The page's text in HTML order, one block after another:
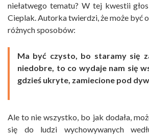
niełatwego tematu? W tej kwestii
Cieplak. Autorka twierdzi, że może być
różnych sposobów:
Ma być czysto, bo staramy się
niedobre, to co wydaje nam się
gdzieś ukryte, zamiecione pod
Ale to nie wszystko, bo jak dodała,
się do ludzi wychowywanych